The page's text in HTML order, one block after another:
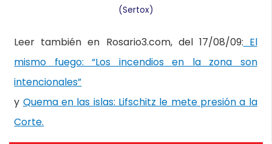
(Sertox)
Leer también en Rosario3.com, del 17/08/09: El
mismo fuego: “Los incendios en la zona son
intencionales”
y Quema en las islas: Lifschitz le mete presión a la
Corte.